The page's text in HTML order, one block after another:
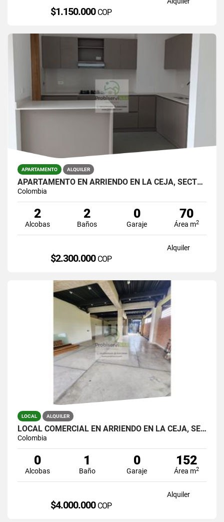
$1.150.000 COP
APARTAMENTO ALQUILER
APARTAMENTO EN ARRIENDO EN LA CEJA, SECTOR CENTRO.
Colombia
2
Alcobas
2
Baños
0
Garaje
70
Área m2
Alquiler
$2.300.000 COP
LOCAL ALQUILER
LOCAL COMERCIAL EN ARRIENDO EN LA CEJA, SECTOR FÁTIMA.
Colombia
0
Alcobas
1
Baño
0
Garaje
152
Área m2
Alquiler
$4.000.000 COP